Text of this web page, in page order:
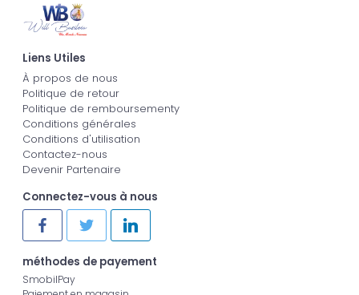
Liens Utiles
À propos de nous
Politique de retour
Politique de remboursementy
Conditions générales
Conditions d'utilisation
Contactez-nous
Devenir Partenaire
Connectez-vous à nous
méthodes de payement
SmobilPay